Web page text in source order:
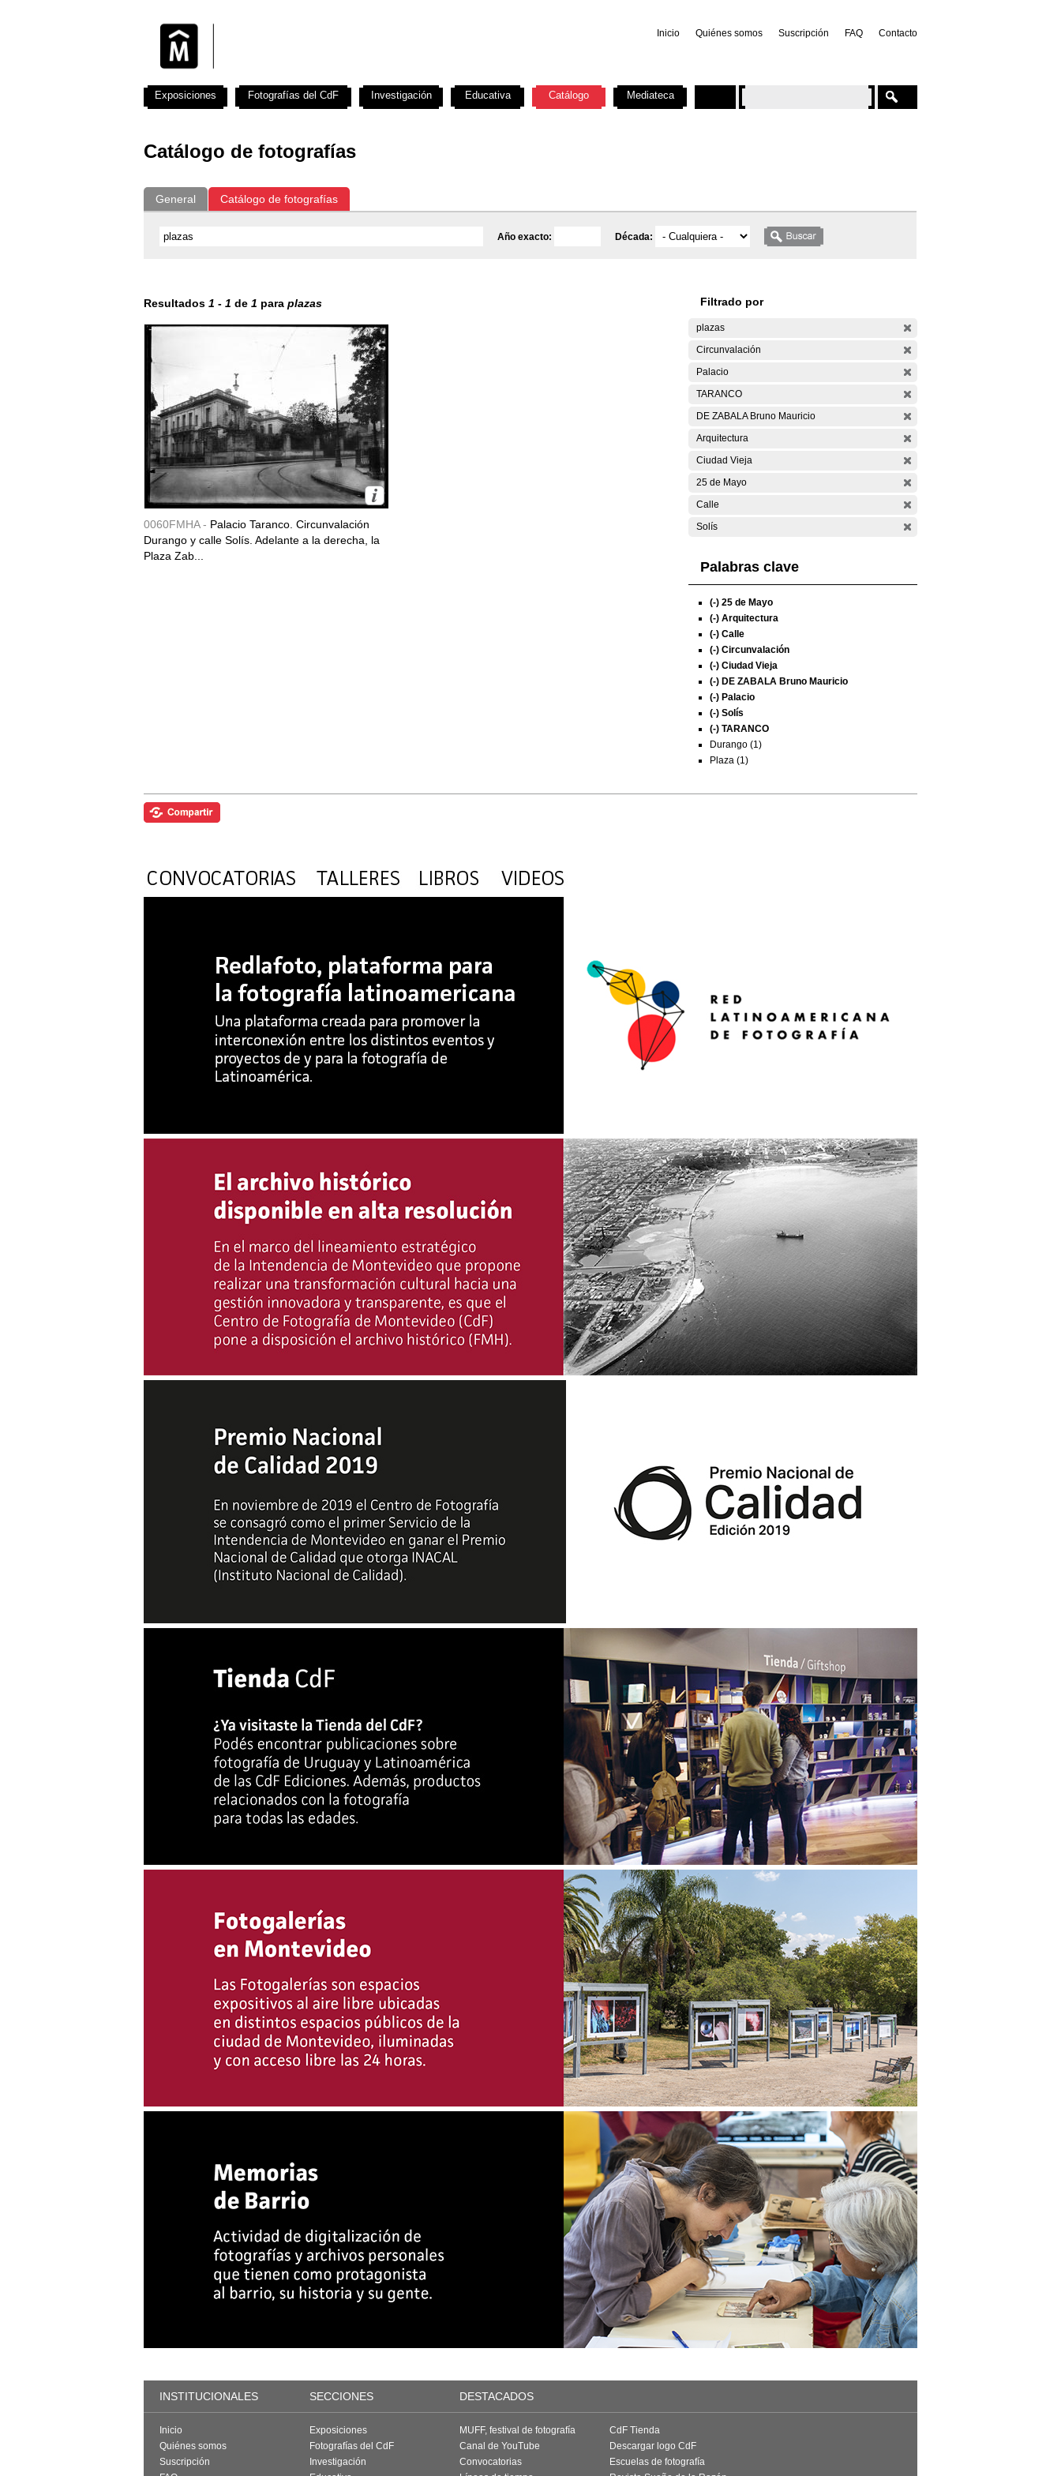
Inicio Quiénes somos Suscripción FAQ Contacto
Catálogo de fotografías
General Catálogo de fotografías
Año exacto: Década:
Resultados 1 - 1 de 1 para plazas
0060FMHA - Palacio Taranco. Circunvalación
Durango y calle Solís. Adelante a la derecha, la
Plaza Zab...
Filtrado por
plazas
Circunvalación
Palacio
TARANCO
DE ZABALA Bruno Mauricio
Arquitectura
Ciudad Vieja
25 de Mayo
Calle
Solís
Palabras clave
(-) 25 de Mayo
(-) Arquitectura
(-) Calle
(-) Circunvalación
(-) Ciudad Vieja
(-) DE ZABALA Bruno Mauricio
(-) Palacio
(-) Solís
(-) TARANCO
Durango (1)
Plaza (1)
Exposiciones Fotografías del CdF Investigación Educativa Catálogo Mediateca
INSTITUCIONALES SECCIONES DESTACADOS
Inicio
Quiénes somos
Suscripción
Exposiciones
Fotografías del CdF
Investigación
MUFF, festival de fotografía
Canal de YouTube
Convocatorias
CdF Tienda
Descargar logo CdF
Escuelas de fotografía